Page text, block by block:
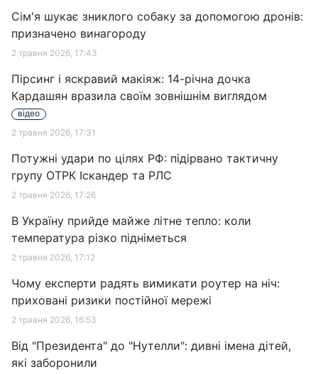
Сім'я шукає зниклого собаку за допомогою дронів:
призначено винагороду
2 травня 2026, 17:43
Пірсинг і яскравий макіяж: 14-річна дочка
Кардашян вразила своїм зовнішнім виглядом
відео
2 травня 2026, 17:31
Потужні удари по цілях РФ: підірвано тактичну
групу ОТРК Іскандер та РЛС
2 травня 2026, 17:26
В Україну прийде майже літне тепло: коли
температура різко підніметься
2 травня 2026, 17:12
Чому експерти радять вимикати роутер на ніч:
приховані ризики постійної мережі
2 травня 2026, 16:53
Від "Президента" до "Нутелли": дивні імена дітей,
які заборонили